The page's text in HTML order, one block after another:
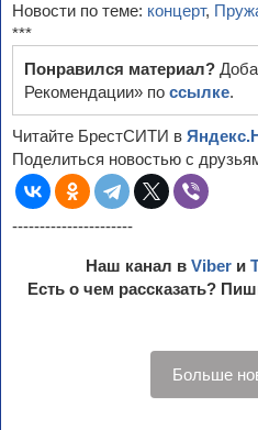
Новости по теме: концерт,
***
Понравился материал?
Рекомендации» по ссылке.
Читайте БрестСИТИ в
Поделиться новостью с
----------------------
Наш канал в Viber и
Есть о чем рассказать?
Больше